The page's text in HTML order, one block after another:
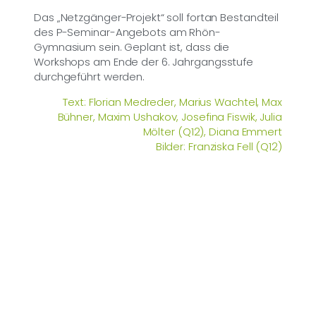
Das „Netzgänger-Projekt“ soll fortan Bestandteil
des P-Seminar-Angebots am Rhön-
Gymnasium sein. Geplant ist, dass die
Workshops am Ende der 6. Jahrgangsstufe
durchgeführt werden.
Text: Florian Medreder, Marius Wachtel, Max
Bühner, Maxim Ushakov, Josefina Fiswik, Julia
Mölter (Q12), Diana Emmert
Bilder: Franziska Fell (Q12)